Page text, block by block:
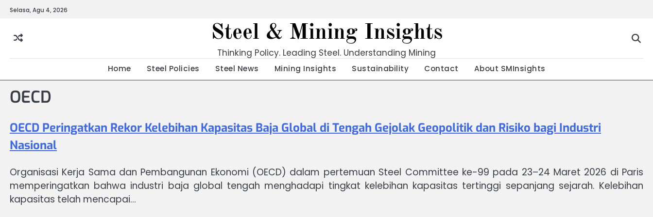
SkipSelasa, Agu 4, 2026
Steel & Mining Insights
Thinking Policy. Leading Steel. Understanding Mining
Home Steel Policies Steel News Mining Insights Sustainability Contact About SMInsights
OECD
OECD Peringatkan Rekor Kelebihan Kapasitas Baja Global di Tengah Gejolak Geopolitik dan Risiko bagi Industri
Nasional
Organisasi Kerja Sama dan Pembangunan Ekonomi (OECD) dalam pertemuan Steel Committee ke-99 pada 23–24 Maret 2026 di Paris
memperingatkan bahwa industri baja global tengah menghadapi tingkat kelebihan kapasitas tertinggi sepanjang sejarah. Kelebihan
kapasitas telah mencapai…